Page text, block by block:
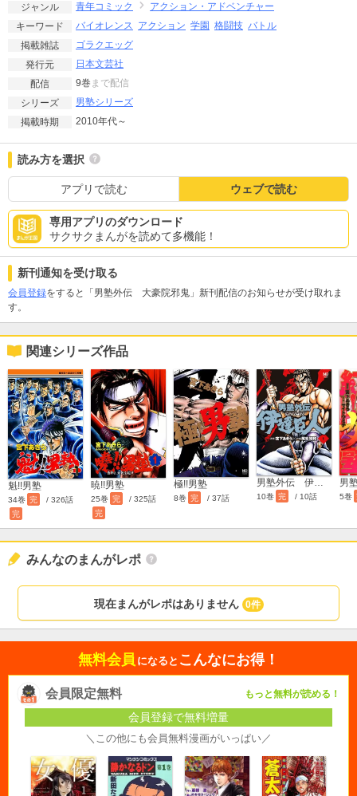
ジャンル 青年コミック
アクション・アドベンチャー
キーワード
バイオレンス アクション 学園 格闘技 バトル
掲載雑誌
ゴラクエッグ
発行元
日本文芸社
配信
9巻 まで配信
シリーズ
男塾シリーズ
掲載時期
2010年代～
読み方を選択
アプリで読む ウェブで読む
専用アプリのダウンロード
サクサクまんがを読めて多機能！
新刊通知を受け取る
会員登録をすると「男塾外伝 大豪院邪鬼」新刊配信のお知らせが受け取れま
す。
関連シリーズ作品
魁!!男塾
34巻 完
/ 326話
完
暁!!男塾
25巻 完
/ 325話
完
極!!男塾
8巻 完 / 37話
男塾外伝 伊達臣人
10巻 完 / 10話 5巻
みんなのまんがレポ
現在まんがレポはありません 0件
無料会員 になると こんなにお得！
会員限定無料 もっと無料が読める！
会員登録で無料増量
＼この他にも会員無料漫画がいっぱい／